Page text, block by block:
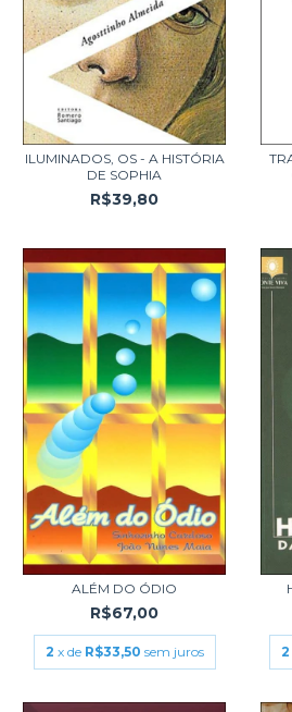
ILUMINADOS, OS - A HISTÓRIA
DE SOPHIA
R$39,80
ALÉM DO ÓDIO
R$67,00
2 x de R$33,50 sem juros 2